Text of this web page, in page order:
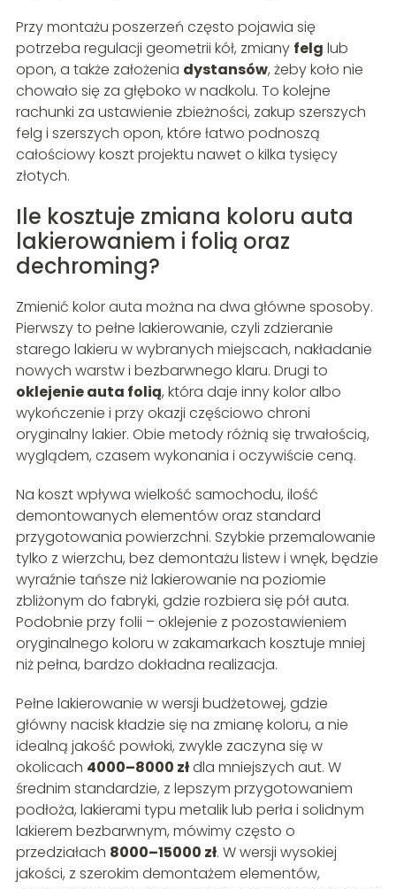
Przy montażu poszerzeń często pojawia się
potrzeba regulacji geometrii kół, zmiany felg lub
opon, a także założenia dystansów, żeby koło nie
chowało się za głęboko w nadkolu. To kolejne
rachunki za ustawienie zbieżności, zakup szerszych
felg i szerszych opon, które łatwo podnoszą
całościowy koszt projektu nawet o kilka tysięcy
złotych.
Ile kosztuje zmiana koloru auta
lakierowaniem i folią oraz
dechroming?
Zmienić kolor auta można na dwa główne sposoby.
Pierwszy to pełne lakierowanie, czyli zdzieranie
starego lakieru w wybranych miejscach, nakładanie
nowych warstw i bezbarwnego klaru. Drugi to
oklejenie auta folią, która daje inny kolor albo
wykończenie i przy okazji częściowo chroni
oryginalny lakier. Obie metody różnią się trwałością,
wyglądem, czasem wykonania i oczywiście ceną.
Na koszt wpływa wielkość samochodu, ilość
demontowanych elementów oraz standard
przygotowania powierzchni. Szybkie przemalowanie
tylko z wierzchu, bez demontażu listew i wnęk, będzie
wyraźnie tańsze niż lakierowanie na poziomie
zbliżonym do fabryki, gdzie rozbiera się pół auta.
Podobnie przy folii – oklejenie z pozostawieniem
oryginalnego koloru w zakamarkach kosztuje mniej
niż pełna, bardzo dokładna realizacja.
Pełne lakierowanie w wersji budżetowej, gdzie
główny nacisk kładzie się na zmianę koloru, a nie
idealną jakość powłoki, zwykle zaczyna się w
okolicach 4000–8000 złdla mniejszych aut. W
średnim standardzie, z lepszym przygotowaniem
podłoża, lakierami typu metalik lub perła i solidnym
lakierem bezbarwnym, mówimy często o
przedziałach 8000–15000 zł. W wersji wysokiej
jakości, z szerokim demontażem elementów,